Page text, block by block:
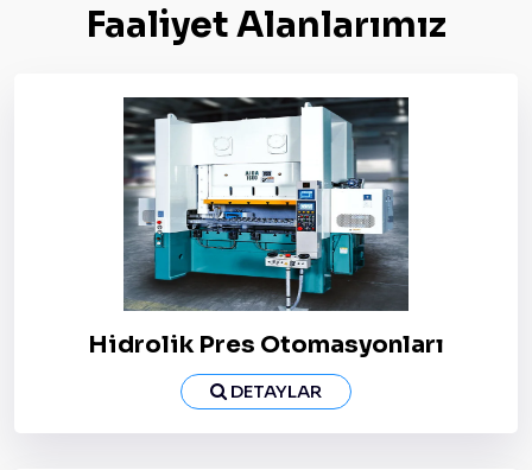
Faaliyet Alanlarımız
Hidrolik Pres Otomasyonları
DETAYLAR